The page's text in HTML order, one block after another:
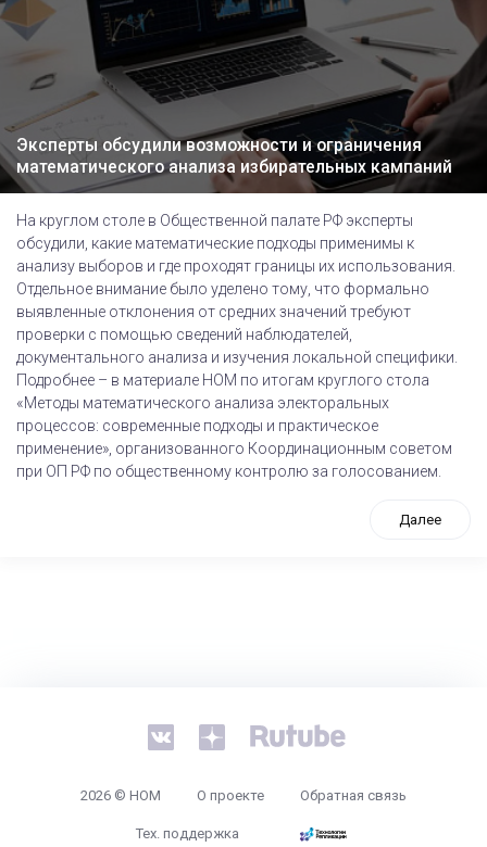
Эксперты обсудили возможности и ограничения
математического анализа избирательных кампаний
На круглом столе в Общественной палате РФ эксперты
обсудили, какие математические подходы применимы к
анализу выборов и где проходят границы их использования.
Отдельное внимание было уделено тому, что формально
выявленные отклонения от средних значений требуют
проверки с помощью сведений наблюдателей,
документального анализа и изучения локальной специфики.
Подробнее – в материале НОМ по итогам круглого стола
«Методы математического анализа электоральных
процессов: современные подходы и практическое
применение», организованного Координационным советом
при ОП РФ по общественному контролю за голосованием.
Далее
2026 © НОМ О проекте Обратная связь
Тех. поддержка